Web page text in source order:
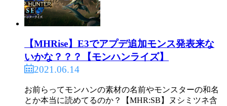
【MHRise】E3でアプデ追加モンス発表来な
いかな？？？【モンハンライズ】
2021.06.14
お前らってモンハンの素材の名前やモンスターの和名
とか本当に読めてるのか？【MHR:SB】ヌシミツネ含